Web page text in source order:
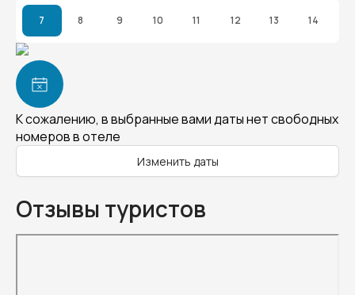
7 8 9 10 11 12 13 14
К сожалению, в выбранные вами даты нет свободных
номеров в отеле
Изменить даты
Отзывы туристов